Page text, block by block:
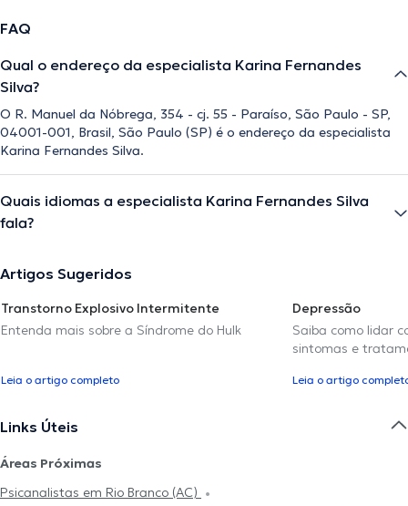
FAQ
Qual o endereço da especialista Karina Fernandes
Silva?
O R. Manuel da Nóbrega, 354 - cj. 55 - Paraíso, São Paulo - SP,
04001-001, Brasil, São Paulo (SP) é o endereço da especialista
Karina Fernandes Silva.
Quais idiomas a especialista Karina Fernandes Silva
fala?
Artigos Sugeridos
Transtorno Explosivo Intermitente
Entenda mais sobre a Síndrome do Hulk
Leia o artigo completo
Depressão
Saiba como lidar
sintomas e
Leia o artigo
Links Úteis
Áreas Próximas
Psicanalistas em Rio Branco (AC)